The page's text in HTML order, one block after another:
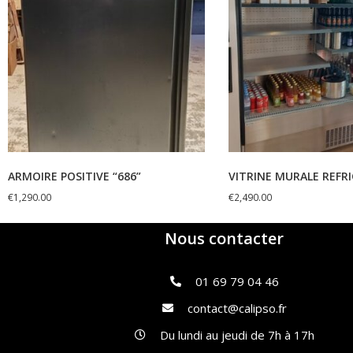
ARMOIRE POSITIVE “686”
€1,290.00
VITRINE MURALE
€2,490.00
Nous contacter
01 69 79 04 46
contact@calipso.fr
Du lundi au jeudi de 7h à 17h